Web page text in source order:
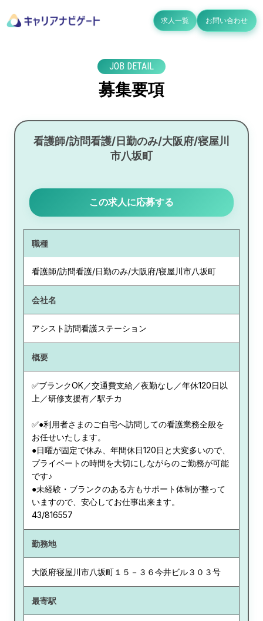
求人一覧 お問い合わせ
JOB DETAIL
募集要項
看護師/訪問看護/日勤のみ/大阪府/寝屋川
市八坂町
この求人に応募する
職種
看護師/訪問看護/日勤のみ/大阪府/寝屋川市八坂町
会社名
アシスト訪問看護ステーション
概要
✅ブランクOK／交通費支給／夜勤なし／年休120日以
上／研修支援有／駅チカ
✅●利用者さまのご自宅へ訪問しての看護業務全般を
お任せいたします。
●日曜が固定で休み、年間休日120日と大変多いので、
プライベートの時間を大切にしながらのご勤務が可能
です♪
●未経験・ブランクのある方もサポート体制が整って
いますので、安心してお仕事出来ます。
43/816557
勤務地
大阪府寝屋川市八坂町１５－３６今井ビル３０３号
最寄駅